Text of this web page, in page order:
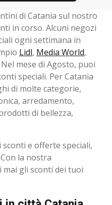
di Catania sul nostro
in corso. Alcuni negozi
ogni settimana in
Lidl, Media World,
Nel mese di Agosto, ​​puoi
speciali. Per Catania
di molte categorie,
arredamento,
di bellezza,
sconti e offerte speciali,
la nostra
gli sconti dei tuoi